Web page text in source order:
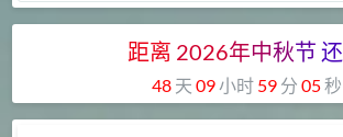
距离 2026年中秋节 还
48天 09小时 59分 05秒